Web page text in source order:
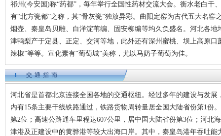
祁州(今安国)称“药都”，每年举行全国性药材交流大会。衡水老白干
有“北方瓷都”之称，其“骨灰瓷”独放异彩。曲阳定窑为古代五大名
烟壶、秦皇岛贝雕、白洋淀苇编、固安柳编等均久负盛名。河北各
津鸭梨产于定县、正定、交河等地，此外还有深州蜜桃、坝上高原
辣椒”等等。宣化素有“葡萄城”美称，尤以马奶子葡萄为佳。
交通指南
河北省是首都北京连接全国各地的交通枢纽。经过多年的建设与发
内有15条主要干线铁路通过，铁路货物周转量居全国大陆省份第1份
第2位；高速公路通车里程达607公里，居中国大陆省份第3位；河北
津港及正建设中的黄骅港等较大出海口岸。其中，秦皇岛港年吞吐